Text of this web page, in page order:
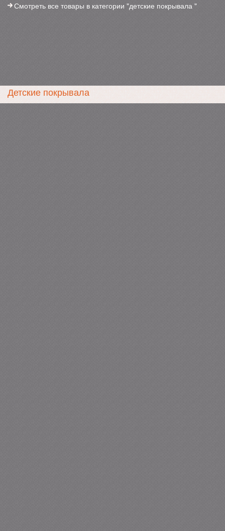
Смотреть все товары в категории "детские покрывала "
Детские покрывала